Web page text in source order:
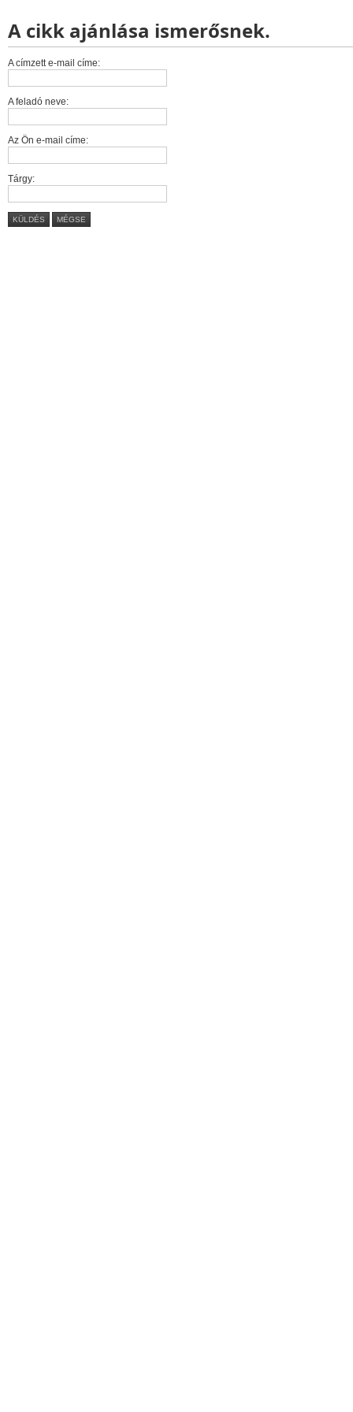
A cikk ajánlása ismerősnek.
A címzett e-mail címe:
A feladó neve:
Az Ön e-mail címe:
Tárgy:
KÜLDÉS MÉGSE